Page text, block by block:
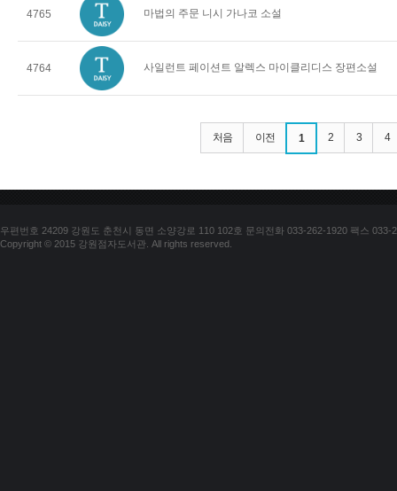
4765 마법의 주문 니시 가나코 소설
4764 사일런트 페이션트 알렉스 마이클리디스 장편소설
처음 이전 1 2 3 4
우편번호 24209 강원도 춘천시 동면 소양강로 110 102호 문의전화 033-262-1920 팩스 033-
Copyright © 2015 강원점자도서관. All rights reserved.